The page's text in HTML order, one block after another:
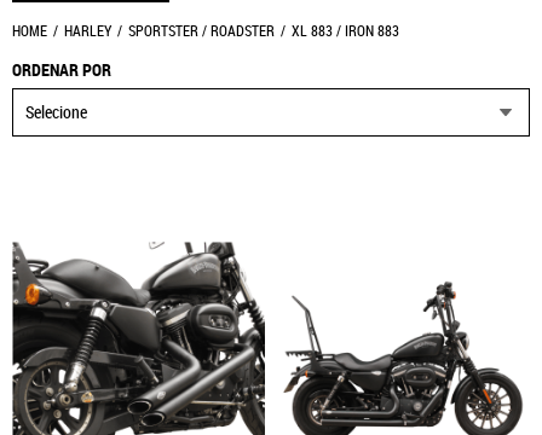
HOME HARLEY SPORTSTER / ROADSTER XL 883 / IRON 883
ORDENAR POR
Selecione